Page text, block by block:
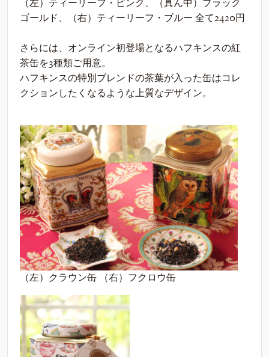
（左）ティーリーフ・ピンク、（真ん中）ブラック
ゴールド、（右）ティーリーフ・ブルー 全て2420円
さらには、オンライン初登場となるハフキンスの紅
茶缶を3種類ご用意。
ハフキンスの特別ブレンドの茶葉が入った缶はコレ
クションしたくなるような上質なデザイン。
（左）クラウン缶 （右）フクロウ缶